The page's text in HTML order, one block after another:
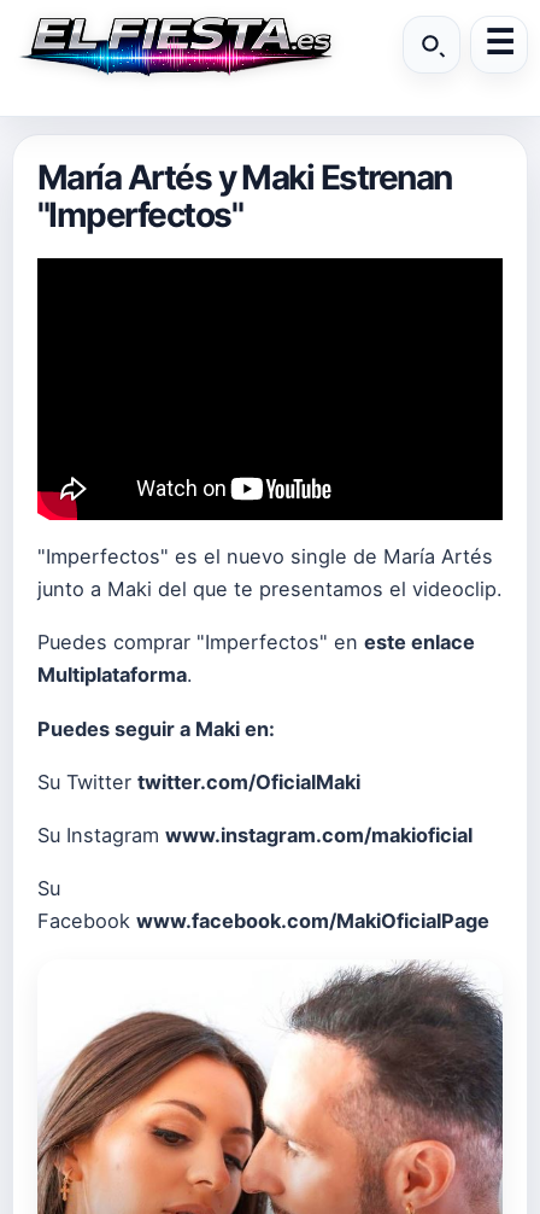
María Artés y Maki Estrenan
"Imperfectos"
"Imperfectos" es el nuevo single de María Artés
junto a Maki del que te presentamos el videoclip.
Puedes comprar "Imperfectos" en este enlace
Multiplataforma.
Puedes seguir a Maki en:
Su Twitter twitter.com/OficialMaki
Su Instagram www.instagram.com/makioficial
Su
Facebook www.facebook.com/MakiOficialPage